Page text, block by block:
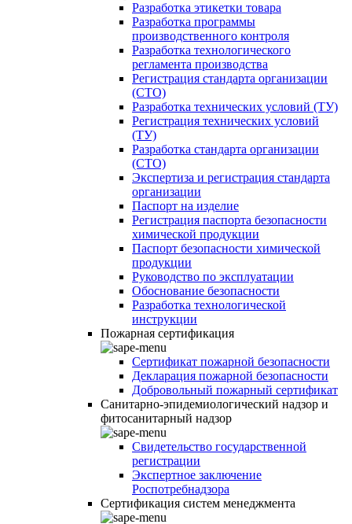
Разработка этикетки товара
Разработка программы
производственного контроля
Разработка технологического
регламента производства
Регистрация стандарта организации
(СТО)
Разработка технических условий (ТУ)
Регистрация технических условий
(ТУ)
Разработка стандарта организации
(СТО)
Экспертиза и регистрация стандарта
организации
Паспорт на изделие
Регистрация паспорта безопасности
химической продукции
Паспорт безопасности химической
продукции
Руководство по эксплуатации
Обоснование безопасности
Разработка технологической
инструкции
Пожарная сертификация
Сертификат пожарной безопасности
Декларация пожарной безопасности
Добровольный пожарный сертификат
Санитарно-эпидемиологический надзор и
фитосанитарный надзор
Свидетельство государственной
регистрации
Экспертное заключение
Роспотребнадзора
Сертификация систем менеджмента